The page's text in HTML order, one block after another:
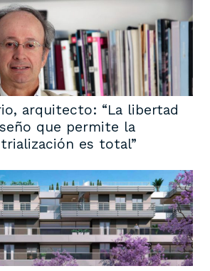
arquitecto: “La libertad
que permite la
es total”